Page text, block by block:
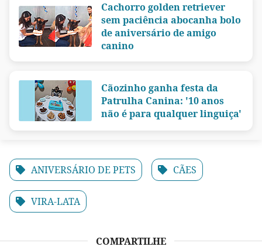
Cachorro golden retriever
sem paciência abocanha bolo
de aniversário de amigo
canino
Cãozinho ganha festa da
Patrulha Canina: '10 anos
não é para qualquer linguiça'
ANIVERSÁRIO DE PETS CÃES
VIRA-LATA
COMPARTILHE